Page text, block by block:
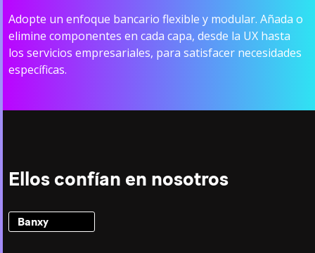
Adopte un enfoque bancario flexible y modular. Añada o
elimine componentes en cada capa, desde la UX hasta
los servicios empresariales, para satisfacer necesidades
específicas.
Ellos confían en nosotros
Banxy